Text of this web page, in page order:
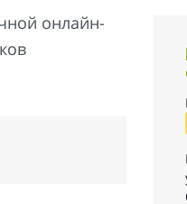
онлайн-